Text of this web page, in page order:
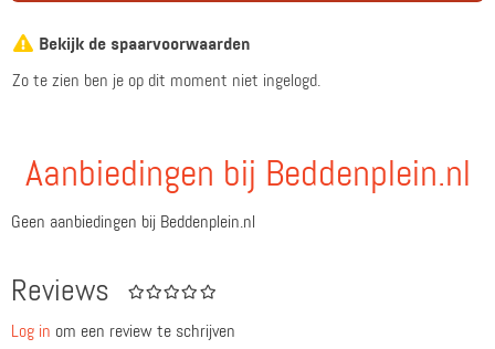
Bekijk de spaarvoorwaarden
Zo te zien ben je op dit moment niet ingelogd.
Aanbiedingen bij Beddenplein.nl
Geen aanbiedingen bij Beddenplein.nl
Reviews
Log in om een review te schrijven